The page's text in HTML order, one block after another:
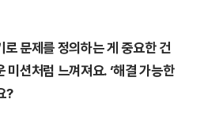
문제를 정의하는 게 중요한 건
미션처럼 느껴져요. ‘해결 가능한
?